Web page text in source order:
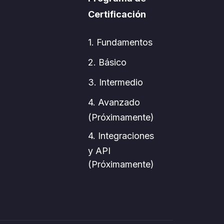
Certificación
1. Fundamentos
2. Básico
3. Intermedio
4. Avanzado
(Próximamente)
4. Integraciones
y API
(Próximamente)